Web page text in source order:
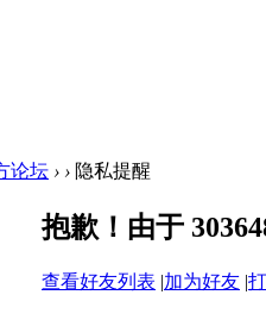
论坛 › › 隐私提醒
抱歉！由于
查看好友列表 |加为好友 |